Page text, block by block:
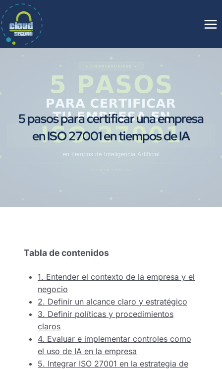
Saltar
al
contenido
5 pasos para certificar una empresa
en ISO 27001 en tiempos de IA
Tabla de contenidos
1. Entender el contexto de la empresa y el
negocio
2. Definir un alcance claro y estratégico
3. Definir políticas y procedimientos
claros
4. Evaluar e implementar controles como
el uso de IA en la empresa
5. Integrar ISO 27001 en la estrategia de